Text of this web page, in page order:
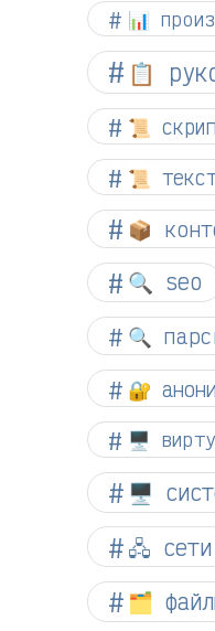
📊
📋
📜
📜
📦
🔍 seo
🔍
🔐
🖥️
🖥️
🖧 сети
🗂️